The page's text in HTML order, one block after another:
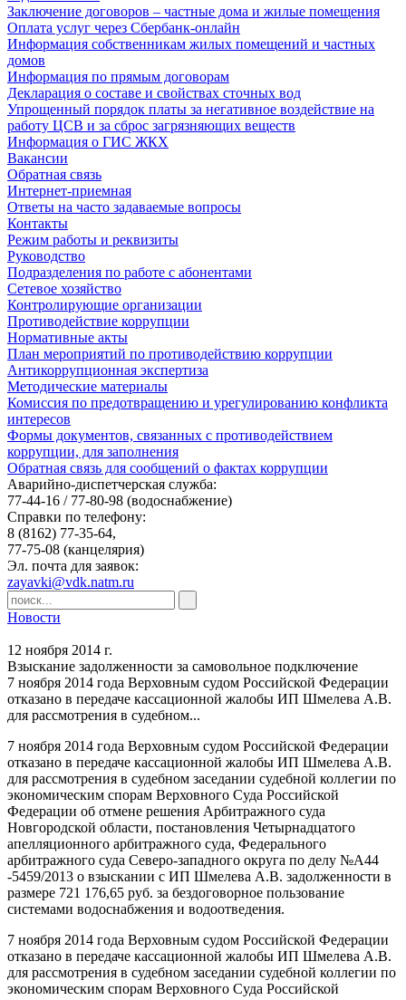
Заключение договоров – частные дома и жилые помещения
Оплата услуг через Сбербанк-онлайн
Информация собственникам жилых помещений и частных
домов
Информация по прямым договорам
Декларация о составе и свойствах сточных вод
Упрощенный порядок платы за негативное воздействие на
работу ЦСВ и за сброс загрязняющих веществ
Информация о ГИС ЖКХ
Вакансии
Обратная связь
Интернет-приемная
Ответы на часто задаваемые вопросы
Контакты
Режим работы и реквизиты
Руководство
Подразделения по работе с абонентами
Сетевое хозяйство
Контролирующие организации
Противодействие коррупции
Нормативные акты
План мероприятий по противодействию коррупции
Антикоррупционная экспертиза
Методические материалы
Комиссия по предотвращению и урегулированию конфликта
интересов
Формы документов, связанных с противодействием
коррупции, для заполнения
Обратная связь для сообщений о фактах коррупции
Аварийно-диспетчерская служба:
77-44-16 / 77-80-98 (водоснабжение)
Справки по телефону:
8 (8162) 77-35-64,
77-75-08 (канцелярия)
Эл. почта для заявок:
zayavki@vdk.natm.ru
Новости
12 ноября 2014 г.
Взыскание задолженности за самовольное подключение
7 ноября 2014 года Верховным судом Российской Федерации
отказано в передаче кассационной жалобы ИП Шмелева А.В.
для рассмотрения в судебном...
7 ноября 2014 года Верховным судом Российской Федерации
отказано в передаче кассационной жалобы ИП Шмелева А.В.
для рассмотрения в судебном заседании судебной коллегии по
экономическим спорам Верховного Суда Российской
Федерации об отмене решения Арбитражного суда
Новгородской области, постановления Четырнадцатого
апелляционного арбитражного суда, Федерального
арбитражного суда Северо-западного округа по делу №А44
-5459/2013 о взыскании с ИП Шмелева А.В. задолженности в
размере 721 176,65 руб. за бездоговорное пользование
системами водоснабжения и водоотведения.
7 ноября 2014 года Верховным судом Российской Федерации
отказано в передаче кассационной жалобы ИП Шмелева А.В.
для рассмотрения в судебном заседании судебной коллегии по
экономическим спорам Верховного Суда Российской